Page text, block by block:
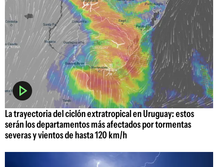
La trayectoria del ciclón extratropical en Uruguay: estos
serán los departamentos más afectados por tormentas
severas y vientos de hasta 120 km/h